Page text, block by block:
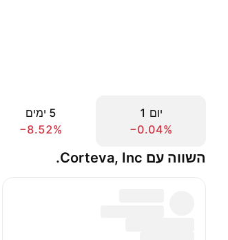
יום ‎1‎
−0.04%
‎5‎ ימים
−8.52%
השווה עם Corteva, Inc.